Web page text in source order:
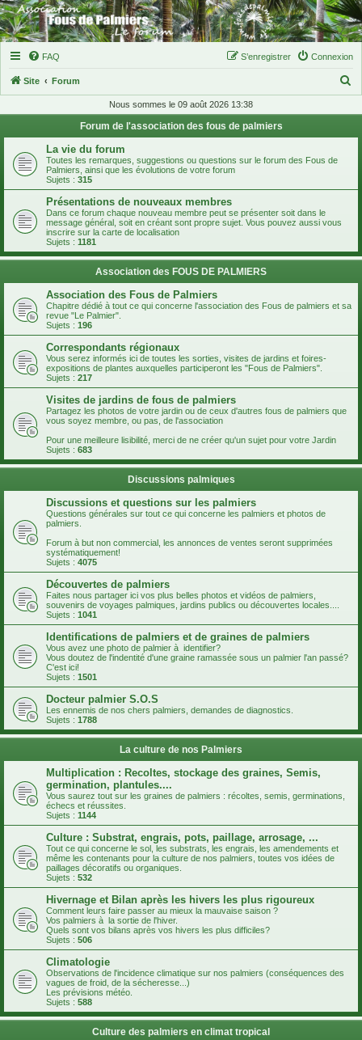
FAQ Connexion
S’enregistrer
Site Forum
h
r
Nous sommes le 09 août 2026 13:38
Forum de l'association des fous de palmiers
La vie du forum
Toutes les remarques, suggestions ou questions sur le forum des Fous de
Palmiers, ainsi que les évolutions de votre forum
Sujets : 315
Présentations de nouveaux membres
Dans ce forum chaque nouveau membre peut se présenter soit dans le
message général, soit en créant sont propre sujet. Vous pouvez aussi vous
inscrire sur la carte de localisation
Sujets : 1181
Association des FOUS DE PALMIERS
Association des Fous de Palmiers
Chapitre dédié à tout ce qui concerne l'association des Fous de palmiers et sa
revue "Le Palmier".
Sujets : 196
Correspondants régionaux
Vous serez informés ici de toutes les sorties, visites de jardins et foires-
expositions de plantes auxquelles participeront les "Fous de Palmiers".
Sujets : 217
Visites de jardins de fous de palmiers
Partagez les photos de votre jardin ou de ceux d'autres fous de palmiers que
vous soyez membre, ou pas, de l'association
Pour une meilleure lisibilité, merci de ne créer qu'un sujet pour votre Jardin
Sujets : 683
Discussions palmiques
Discussions et questions sur les palmiers
Questions générales sur tout ce qui concerne les palmiers et photos de
palmiers.
Forum à but non commercial, les annonces de ventes seront supprimées
systématiquement!
Sujets : 4075
Découvertes de palmiers
Faites nous partager ici vos plus belles photos et vidéos de palmiers,
souvenirs de voyages palmiques, jardins publics ou découvertes locales....
Sujets : 1041
Identifications de palmiers et de graines de palmiers
Vous avez une photo de palmier à identifier?
Vous doutez de l'indentité d'une graine ramassée sous un palmier l'an passé?
C'est ici!
Sujets : 1501
Docteur palmier S.O.S
Les ennemis de nos chers palmiers, demandes de diagnostics.
Sujets : 1788
La culture de nos Palmiers
Multiplication : Recoltes, stockage des graines, Semis,
germination, plantules....
Vous saurez tout sur les graines de palmiers : récoltes, semis, germinations,
échecs et réussites.
Sujets : 1144
Culture : Substrat, engrais, pots, paillage, arrosage, ...
Tout ce qui concerne le sol, les substrats, les engrais, les amendements et
même les contenants pour la culture de nos palmiers, toutes vos idées de
paillages décoratifs ou organiques.
Sujets : 532
Hivernage et Bilan après les hivers les plus rigoureux
Comment leurs faire passer au mieux la mauvaise saison ?
Vos palmiers à la sortie de l'hiver.
Quels sont vos bilans après vos hivers les plus difficiles?
Sujets : 506
Climatologie
Observations de l'incidence climatique sur nos palmiers (conséquences des
vagues de froid, de la sécheresse...)
Les prévisions météo.
Sujets : 588
Culture des palmiers en climat tropical